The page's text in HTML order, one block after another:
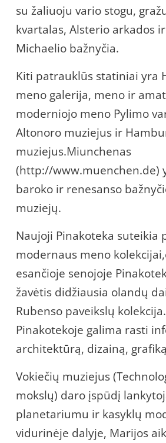
su žaliuoju vario stogu,
kvartalas, Alsterio arkados
Michaelio bažnyčia.
Kiti patrauklūs statiniai yra
meno galerija, meno ir
moderniojo meno Pylimo
Altonoro muziejus ir
muziejus.Miunchenas
(http://www.muenchen.de)
baroko ir renesanso
muziejų.
Naujoji Pinakoteka suteikia
modernaus meno
esančioje senojoje
žavėtis didžiausia olandų
Rubenso paveikslų
Pinakotekoje galima rasti
architektūrą, dizainą,
Vokiečių muziejus
mokslų) daro įspūdį
planetariumu ir kasyklų
vidurinėje dalyje, Marijos